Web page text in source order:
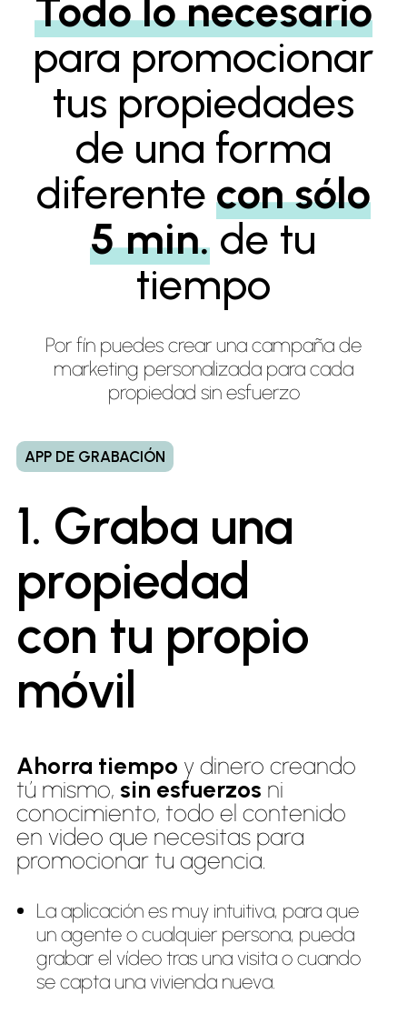
Todo lo necesario
para promocionar
tus propiedades
de una forma
diferente con sólo
5 min. de tu
tiempo
Por fín puedes crear una campaña de
marketing personalizada para cada
propiedad sin esfuerzo
APP DE GRABACIÓN
1. Graba una
propiedad
con tu propio
móvil
Ahorra tiempo y dinero creando
tú mismo, sin esfuerzos ni
conocimiento, todo el contenido
en video que necesitas para
promocionar tu agencia.
La aplicación es muy intuitiva, para que
un agente o cualquier persona, pueda
grabar el vídeo tras una visita o cuando
se capta una vivienda nueva.